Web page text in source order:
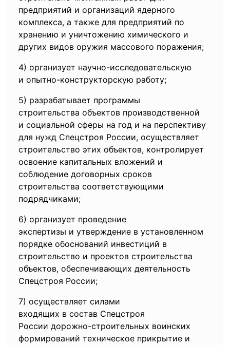
предприятий и организаций ядерного
комплекса, а также для предприятий по
хранению и уничтожению химического и
других видов оружия массового поражения;
4) организует научно-исследовательскую
и опытно-конструкторскую работу;
5) разрабатывает программы
строительства объектов производственной
и социальной сферы на год и на перспективу
для нужд Спецстроя России, осуществляет
строительство этих объектов, контролирует
освоение капитальных вложений и
соблюдение договорных сроков
строительства соответствующими
подрядчиками;
6) организует проведение
экспертизы и утверждение в установленном
порядке обоснований инвестиций в
строительство и проектов строительства
объектов, обеспечивающих деятельность
Спецстроя России;
7) осуществляет силами
входящих в состав Спецстроя
России дорожно-строительных воинских
формирований техническое прикрытие и